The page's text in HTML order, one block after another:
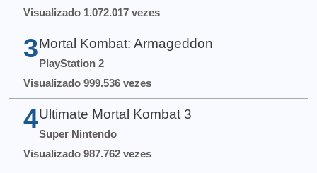
Visualizado 1.072.017 vezes
3 Mortal Kombat: Armageddon
PlayStation 2
Visualizado 999.536 vezes
4 Ultimate Mortal Kombat 3
Super Nintendo
Visualizado 987.762 vezes